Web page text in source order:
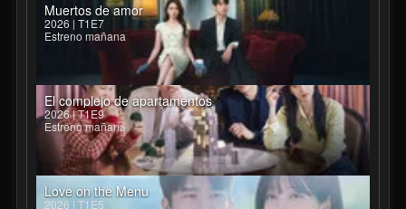
Muertos de amor
2026 | T1E7
Estreno mañana
El complejo de apartamentos
2026 | T1E9
Estreno mañana
Love on the Menu
2026 | T1E5